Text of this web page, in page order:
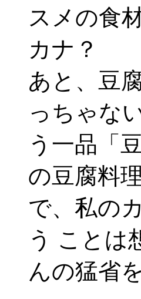
スメの食
カナ？
あと、豆
っちゃな
う一品「
の豆腐料
で、私の
う ことは
んの猛省